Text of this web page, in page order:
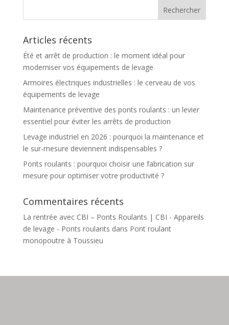
Articles récents
Été et arrêt de production : le moment idéal pour
moderniser vos équipements de levage
Armoires électriques industrielles : le cerveau de vos
équipements de levage
Maintenance préventive des ponts roulants : un levier
essentiel pour éviter les arrêts de production
Levage industriel en 2026 : pourquoi la maintenance et
le sur-mesure deviennent indispensables ?
Ponts roulants : pourquoi choisir une fabrication sur
mesure pour optimiser votre productivité ?
Commentaires récents
La rentrée avec CBI – Ponts Roulants | CBI - Appareils
de levage - Ponts roulants dans Pont roulant
monopoutre à Toussieu